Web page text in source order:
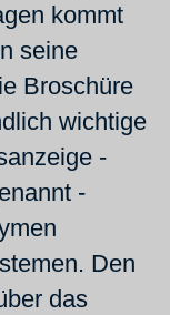
kommt
seine
Broschüre
wichtige
-
-
Den
das